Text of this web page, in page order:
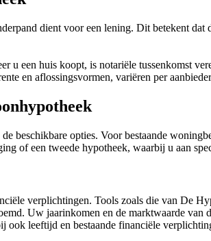
dient voor een lening. Dit betekent
u een huis koopt, is notariële tussenkomst
en aflossingsvormen, variëren per
beschikbare opties. Voor bestaande
of een tweede hypotheek, waarbij u aan
verplichtingen. Tools zoals die van De
Uw jaarinkomen en de marktwaarde
leeftijd en bestaande financiële